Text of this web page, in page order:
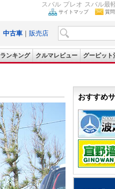
スバル プレオ スバル最
サイトマップ 質
中古車 ｜ 販売店
ランキング クルマレビュー グーピット
おすすめ